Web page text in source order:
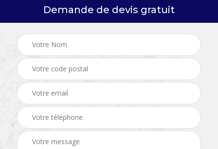
Demande de devis gratuit